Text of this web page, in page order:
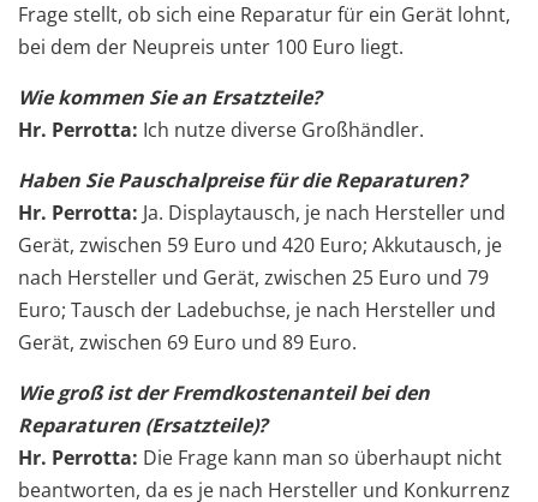
Frage stellt, ob sich eine Reparatur für ein Gerät lohnt,
bei dem der Neupreis unter 100 Euro liegt.
Wie kommen Sie an Ersatzteile?
Hr. Perrotta: Ich nutze diverse Großhändler.
Haben Sie Pauschalpreise für die Reparaturen?
Hr. Perrotta: Ja. Displaytausch, je nach Hersteller und
Gerät, zwischen 59 Euro und 420 Euro; Akkutausch, je
nach Hersteller und Gerät, zwischen 25 Euro und 79
Euro; Tausch der Ladebuchse, je nach Hersteller und
Gerät, zwischen 69 Euro und 89 Euro.
Wie groß ist der Fremdkostenanteil bei den
Reparaturen (Ersatzteile)?
Hr. Perrotta: Die Frage kann man so überhaupt nicht
beantworten, da es je nach Hersteller und Konkurrenz